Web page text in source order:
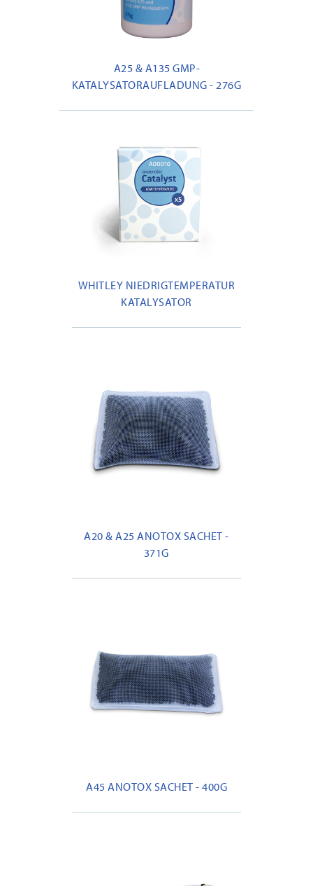
A25 & A135 GMP-
KATALYSATORAUFLADUNG - 276G
WHITLEY NIEDRIGTEMPERATUR
KATALYSATOR
A20 & A25 ANOTOX SACHET -
371G
A45 ANOTOX SACHET - 400G